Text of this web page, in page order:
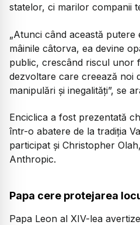
statelor, ci marilor companii
„Atunci când această
mâinile câtorva, ea devine
public, crescând riscul unor
dezvoltare care creează noi
manipulări și inegalități”, se
Enciclica a fost prezentată
într-o abatere de la tradiția
participat și Christopher
Anthropic.
Papa cere protejarea
Papa Leon al XIV-lea